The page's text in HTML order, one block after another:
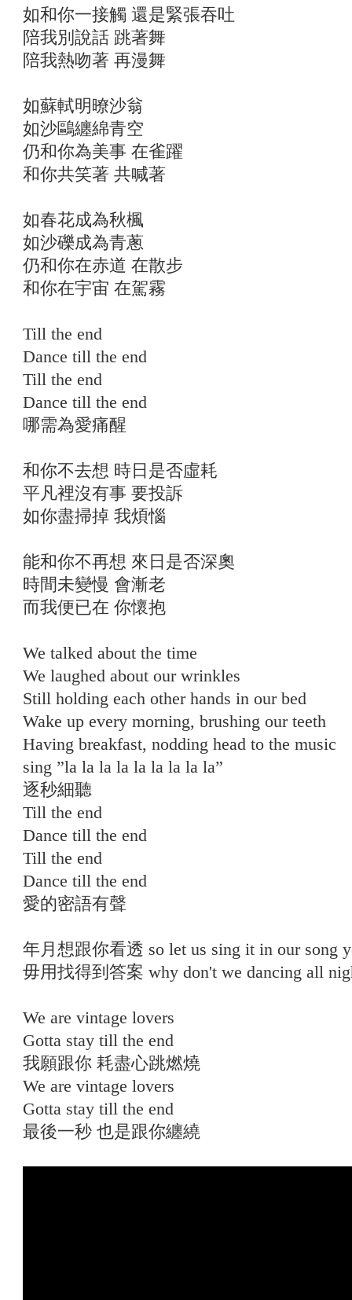
如和你一接觸 還是緊張吞吐
陪我別說話 跳著舞
陪我熱吻著 再漫舞
如蘇軾明暸沙翁
如沙鷗纏綿青空
仍和你為美事 在雀躍
和你共笑著 共喊著
如春花成為秋楓
如沙礫成為青蔥
仍和你在赤道 在散步
和你在宇宙 在駕霧
Till the end
Dance till the end
Till the end
Dance till the end
哪需為愛痛醒
和你不去想 時日是否虛耗
平凡裡沒有事 要投訴
如你盡掃掉 我煩惱
能和你不再想 來日是否深奧
時間未變慢 會漸老
而我便已在 你懷抱
We talked about the time
We laughed about our wrinkles
Still holding each other hands in our bed
Wake up every morning, brushing our teeth
Having breakfast, nodding head to the music
sing ”la la la la la la la la la”
逐秒細聽
Till the end
Dance till the end
Till the end
Dance till the end
愛的密語有聲
年月想跟你看透 so let us sing it in our song
毋用找得到答案 why don't we dancing all
We are vintage lovers
Gotta stay till the end
我願跟你 耗盡心跳燃燒
We are vintage lovers
Gotta stay till the end
最後一秒 也是跟你纏繞